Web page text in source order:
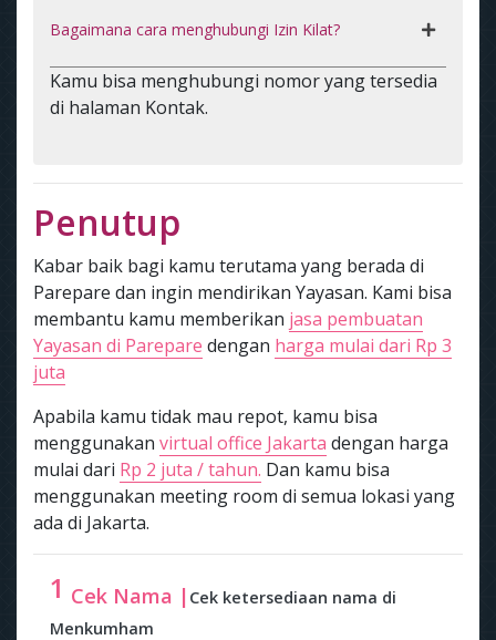
Bagaimana cara menghubungi Izin Kilat?
Kamu bisa menghubungi nomor yang tersedia
di halaman Kontak.
Penutup
Kabar baik bagi kamu terutama yang berada di
Parepare dan ingin mendirikan Yayasan. Kami bisa
membantu kamu memberikan jasa pembuatan
Yayasan di Parepare dengan harga mulai dari Rp 3
juta
Apabila kamu tidak mau repot, kamu bisa
menggunakan virtual office Jakarta dengan harga
mulai dari Rp 2 juta / tahun. Dan kamu bisa
menggunakan meeting room di semua lokasi yang
ada di Jakarta.
1 Cek Nama | Cek ketersediaan nama di
Menkumham